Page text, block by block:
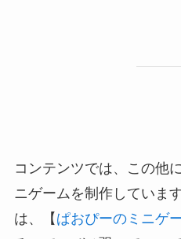
コンテンツでは、この他
ニゲームを制作していま
は、【 ぱおぴーのミニゲ